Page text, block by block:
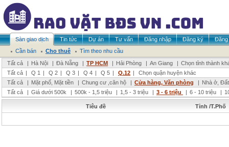
Sàn giao dịch Tin tức Dự án Tư vấn Đăng nhập Đăng ký
Đăng
Cần bán
Cho thuê
Tìm theo nhu cầu
Tất cả
| Hà Nội | Đà Nẵng | TP HCM | Hải Phòng | An Giang | Chọn tỉnh thành
Tất cả | Q 1 | Q 2 | Q 3 | Q 4 | Q 5 | Q.12 |
Chọn quận huyện khác
Tất cả
| Mặt phố, Mặt tiền | Chung cư ,căn hộ | Cửa hàng, Văn phòng | Nhà ở,
Tất cả
| Giá dưới 500k | 500k - 1,5 triệu | 1,5 - 3 triệu | 3 - 6 triệu | 6 - 10 triệu |
Tiêu đề Tỉnh /T.Phố